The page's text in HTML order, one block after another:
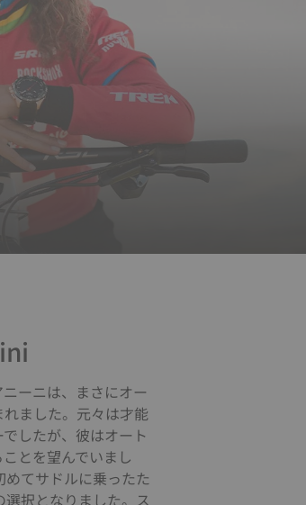
ーニは、まさにオー
ました。元々は才能
したが、彼はオート
とを望んでいまし
てサドルに乗ったた
択となりました。ス